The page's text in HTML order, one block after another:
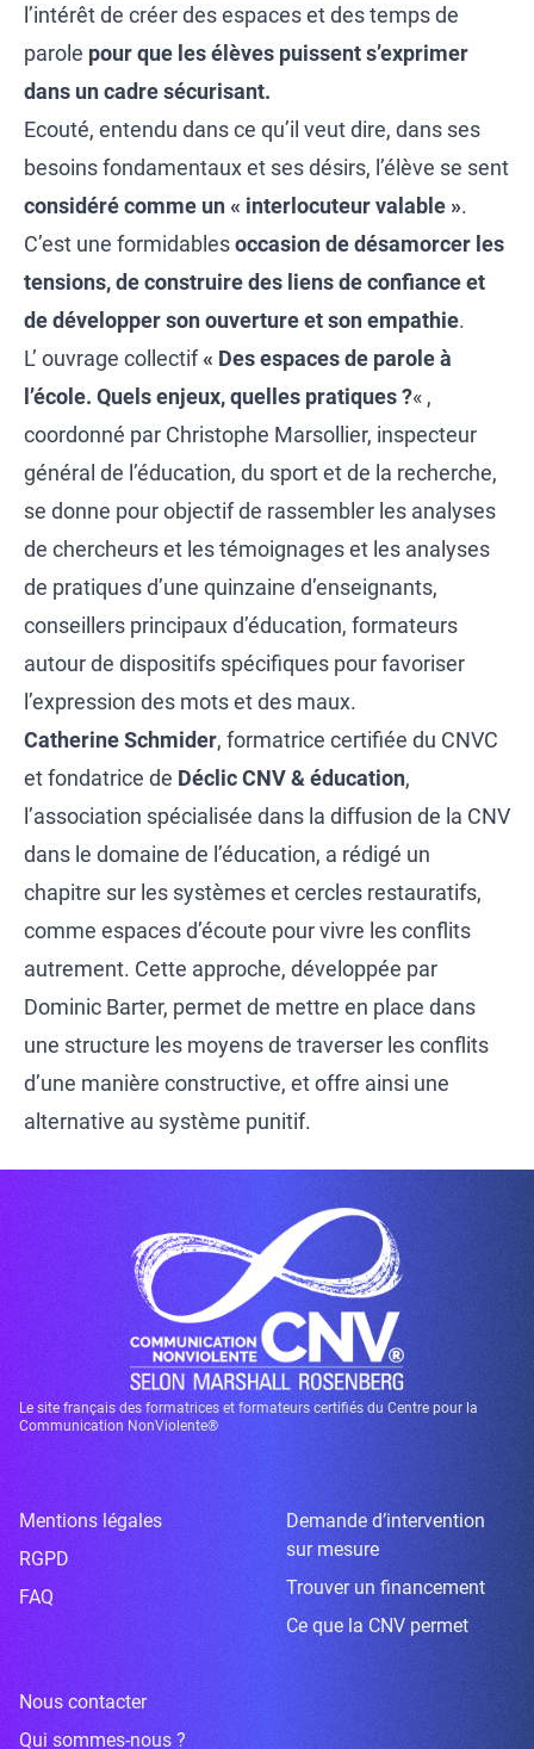
l’intérêt de créer des espaces et des temps de
parole pour que les élèves puissent s’exprimer
dans un cadre sécurisant.
Ecouté, entendu dans ce qu’il veut dire, dans ses
besoins fondamentaux et ses désirs, l’élève se sent
considéré comme un « interlocuteur valable ».
C’est une formidablesoccasion de désamorcer les
tensions, de construire des liens de confiance et
de développer son ouverture et son empathie.
L’ ouvrage collectif« Des espaces de parole à
l’école. Quels enjeux, quelles pratiques ?« ,
coordonné par Christophe Marsollier, inspecteur
général de l’éducation, du sport et de la recherche,
se donne pour objectif de rassembler les analyses
de chercheurs et les témoignages et les analyses
de pratiques d’une quinzaine d’enseignants,
conseillers principaux d’éducation, formateurs
autour de dispositifs spécifiques pour favoriser
l’expression des mots et des maux.
Catherine Schmider, formatrice certifiée du CNVC
et fondatrice de Déclic CNV & éducation,
l’association spécialisée dans la diffusion de la CNV
dans le domaine de l’éducation, a rédigé un
chapitre sur les systèmes et cercles restauratifs,
comme espaces d’écoute pour vivre les conflits
autrement. Cette approche, développée par
Dominic Barter, permet de mettre en place dans
une structure les moyens de traverser les conflits
d’une manière constructive, et offre ainsi une
alternative au système punitif.
Le site français des formatrices et formateurs certifiés du Centre pour la
Communication NonViolente®
Mentions légales
RGPD
FAQ
Demande d’intervention
sur mesure
Trouver un financement
Ce que la CNV permet
Nous contacter
Qui sommes-nous ?